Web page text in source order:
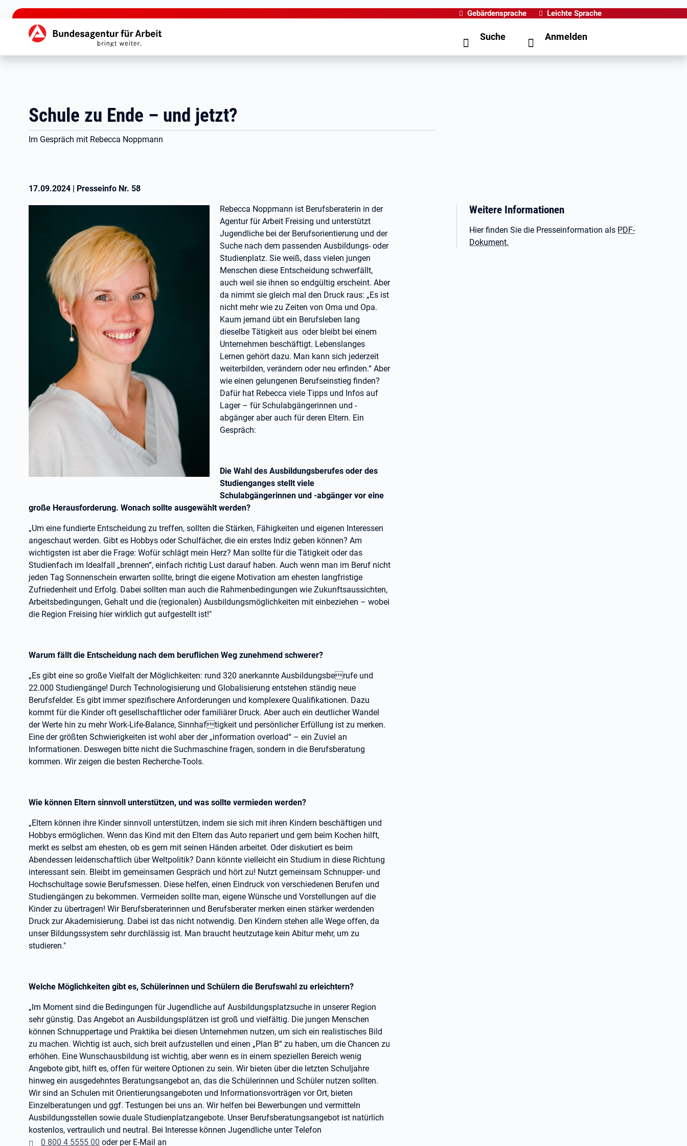
zu den Hauptinhalten springen
Gebärdensprache Leichte Sprache
Hauptnavigation Suche Anmelden
Schule zu Ende – und jetzt?
Im Gespräch mit Rebecca Noppmann
17.09.2024 | Presseinfo Nr. 58
Rebecca Noppmann ist Berufsberaterin in der
Agentur für Arbeit Freising und unterstützt
Jugendliche bei der Berufsorientierung und der
Suche nach dem passenden Ausbildungs- oder
Studienplatz. Sie weiß, dass vielen jungen
Menschen diese Entscheidung schwerfällt,
auch weil sie ihnen so endgültig erscheint. Aber
da nimmt sie gleich mal den Druck raus: „Es ist
nicht mehr wie zu Zeiten von Oma und Opa.
Kaum jemand übt ein Berufsleben lang
dieselbe Tätigkeit aus oder bleibt bei einem
Unternehmen beschäftigt. Lebenslanges
Lernen gehört dazu. Man kann sich jederzeit
weiterbilden, verändern oder neu erfinden.“ Aber
wie einen gelungenen Berufseinstieg finden?
Dafür hat Rebecca viele Tipps und Infos auf
Lager – für Schulabgängerinnen und -
abgänger aber auch für deren Eltern. Ein
Gespräch:
Die Wahl des Ausbildungsberufes oder des
Studienganges stellt viele
Schulabgängerinnen und -abgänger vor eine
große Herausforderung. Wonach sollte ausgewählt werden?
„Um eine fundierte Entscheidung zu treffen, sollten die Stärken, Fähigkeiten und eigenen Interessen
angeschaut werden. Gibt es Hobbys oder Schulfächer, die ein erstes Indiz geben können? Am
wichtigsten ist aber die Frage: Wofür schlägt mein Herz? Man sollte für die Tätigkeit oder das
Studienfach im Idealfall „brennen“, einfach richtig Lust darauf haben. Auch wenn man im Beruf nicht
jeden Tag Sonnenschein erwarten sollte, bringt die eigene Motivation am ehesten langfristige
Zufriedenheit und Erfolg. Dabei sollten man auch die Rahmenbedingungen wie Zukunftsaussichten,
Arbeitsbedingungen, Gehalt und die (regionalen) Ausbildungsmöglichkeiten mit einbeziehen – wobei
die Region Freising hier wirklich gut aufgestellt ist!"
Warum fällt die Entscheidung nach dem beruflichen Weg zunehmend schwerer?
„Es gibt eine so große Vielfalt der Möglichkeiten: rund 320 anerkannte Ausbildungsberufe und
22.000 Studiengänge! Durch Technologisierung und Globalisierung entstehen ständig neue
Berufsfelder. Es gibt immer spezifischere Anforderungen und komplexere Qualifikationen. Dazu
kommt für die Kinder oft gesellschaftlicher oder familiärer Druck. Aber auch ein deutlicher Wandel
der Werte hin zu mehr Work-Life-Balance, Sinnhaftigkeit und persönlicher Erfüllung ist zu merken.
Eine der größten Schwierigkeiten ist wohl aber der „information overload“ – ein Zuviel an
Informationen. Deswegen bitte nicht die Suchmaschine fragen, sondern in die Berufsberatung
kommen. Wir zeigen die besten Recherche-Tools.
Wie können Eltern sinnvoll unterstützen, und was sollte vermieden werden?
„Eltern können ihre Kinder sinnvoll unterstützen, indem sie sich mit ihren Kindern beschäftigen und
Hobbys ermöglichen. Wenn das Kind mit den Eltern das Auto repariert und gern beim Kochen hilft,
merkt es selbst am ehesten, ob es gern mit seinen Händen arbeitet. Oder diskutiert es beim
Abendessen leidenschaftlich über Weltpolitik? Dann könnte vielleicht ein Studium in diese Richtung
interessant sein. Bleibt im gemeinsamen Gespräch und hört zu! Nutzt gemeinsam Schnupper- und
Hochschultage sowie Berufsmessen. Diese helfen, einen Eindruck von verschiedenen Berufen und
Studiengängen zu bekommen. Vermeiden sollte man, eigene Wünsche und Vorstellungen auf die
Kinder zu übertragen! Wir Berufsberaterinnen und Berufsberater merken einen stärker werdenden
Druck zur Akademisierung. Dabei ist das nicht notwendig. Den Kindern stehen alle Wege offen, da
unser Bildungssystem sehr durchlässig ist. Man braucht heutzutage kein Abitur mehr, um zu
studieren."
Welche Möglichkeiten gibt es, Schülerinnen und Schülern die Berufswahl zu erleichtern?
„Im Moment sind die Bedingungen für Jugendliche auf Ausbildungsplatzsuche in unserer Region
sehr günstig. Das Angebot an Ausbildungsplätzen ist groß und vielfältig. Die jungen Menschen
können Schnuppertage und Praktika bei diesen Unternehmen nutzen, um sich ein realistisches Bild
zu machen. Wichtig ist auch, sich breit aufzustellen und einen „Plan B“ zu haben, um die Chancen zu
erhöhen. Eine Wunschausbildung ist wichtig, aber wenn es in einem speziellen Bereich wenig
Angebote gibt, hilft es, offen für weitere Optionen zu sein. Wir bieten über die letzten Schuljahre
hinweg ein ausgedehntes Beratungsangebot an, das die Schülerinnen und Schüler nutzen sollten.
Wir sind an Schulen mit Orientierungsangeboten und Informationsvorträgen vor Ort, bieten
Einzelberatungen und ggf. Testungen bei uns an. Wir helfen bei Bewerbungen und vermitteln
Ausbildungsstellen sowie duale Studienplatzangebote. Unser Berufsberatungsangebot ist natürlich
kostenlos, vertraulich und neutral. Bei Interesse können Jugendliche unter Telefon
0 800 4 5555 00 oder per E-Mail an
Weitere Informationen
Hier finden Sie die Presseinformation als PDF-
Dokument.